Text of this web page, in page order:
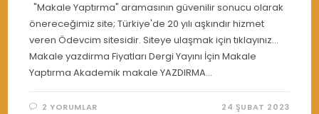
"Makale Yaptırma" aramasının güvenilir sonucu olarak
önereceğimiz site; Türkiye'de 20 yılı aşkındır hizmet
veren Ödevcim sitesidir. Siteye ulaşmak için tıklayınız...
Makale yazdirma Fiyatları Dergi Yayını İçin Makale
Yaptırma Akademik makale YAZDIRMA…
2 YORUMLAR 24 ŞUBAT 2023